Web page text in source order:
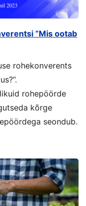
“Mis ootab
rohekonverents
rohepöörde
kõrge
seondub.